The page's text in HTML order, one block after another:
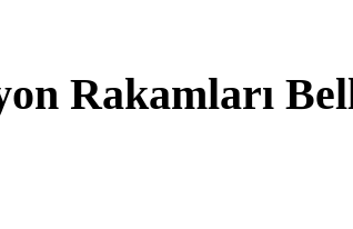
Rakamları